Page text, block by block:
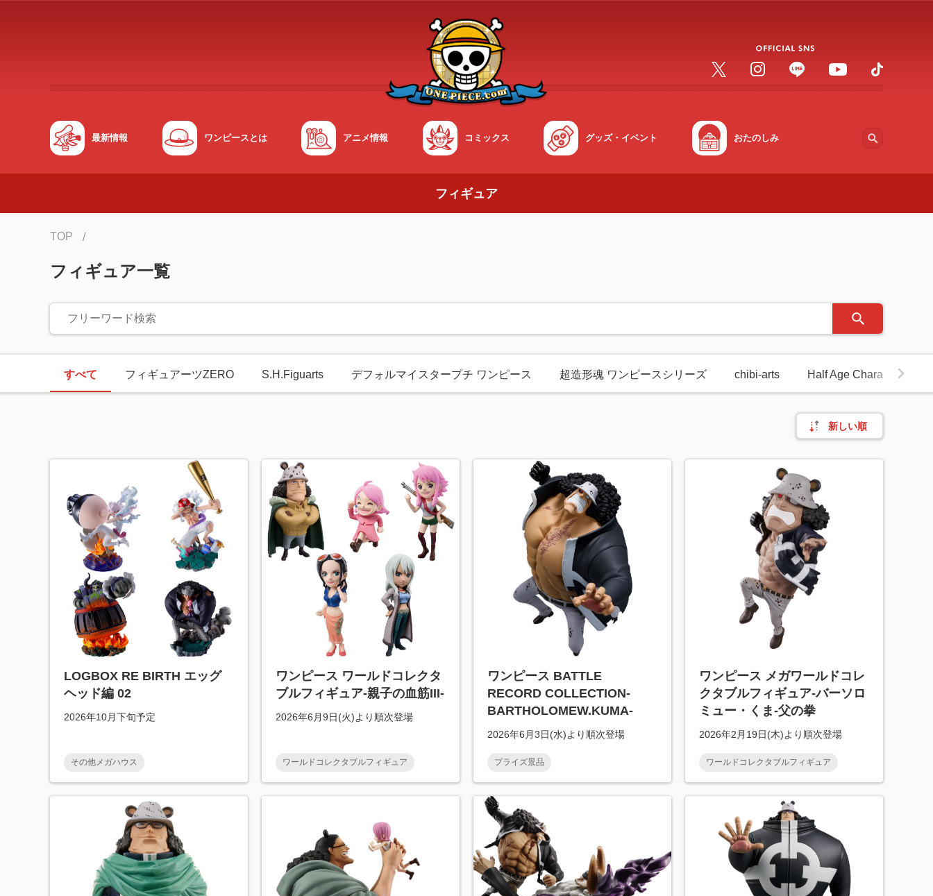
最新情報 ワンピースとは アニメ情報 コミックス グッズ・イベント おたのしみ
フィギュア
TOP
フィギュア一覧
すべて フィギュアーツZERO S.H.Figuarts デフォルマイスタープチ ワンピース 超造形魂 ワンピースシリーズ chibi-arts Half Age Characters ワ
新しい順
LOGBOX RE BIRTH エッグ
ヘッド編 02
2026年10月下旬予定
その他メガハウス
ワンピース ワールドコレクタ
ブルフィギュア-親子の血筋III-
2026年6月9日(火)より順次登場
ワールドコレクタブルフィギュア
ワンピース BATTLE
RECORD COLLECTION-
BARTHOLOMEW.KUMA-
2026年6月3日(水)より順次登場
プライズ景品
ワンピース メガワールドコレ
クタブルフィギュア-バーソロ
ミュー・くま-父の拳
2026年2月19日(木)より順次登場
ワールドコレクタブルフィギュア